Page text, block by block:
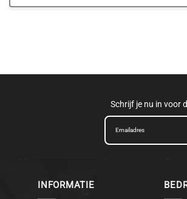
Schrijf je nu in voor
INFORMATIE